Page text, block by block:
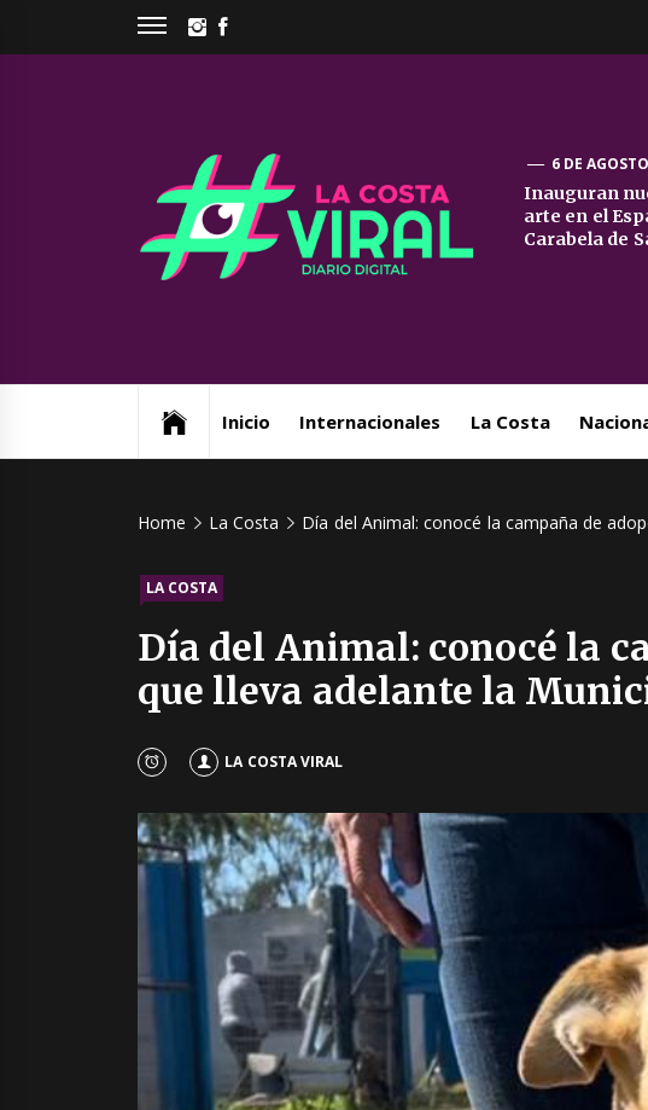
INSTAGRAM
La
Costa
6 DE
Inauguran
arte en el
Carabela de
Inicio Internacionales La Costa
Home La Costa Día del Animal: conocé la campaña de
LA COSTA
Día del Animal: conocé la
que lleva adelante la
LA COSTA VIRAL